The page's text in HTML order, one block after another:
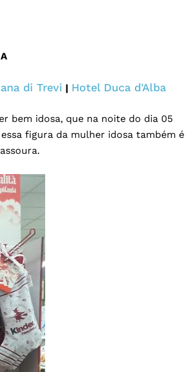
di Trevi | Hotel Duca d'Alba
bem idosa, que na noite do dia 05
figura da mulher idosa também é